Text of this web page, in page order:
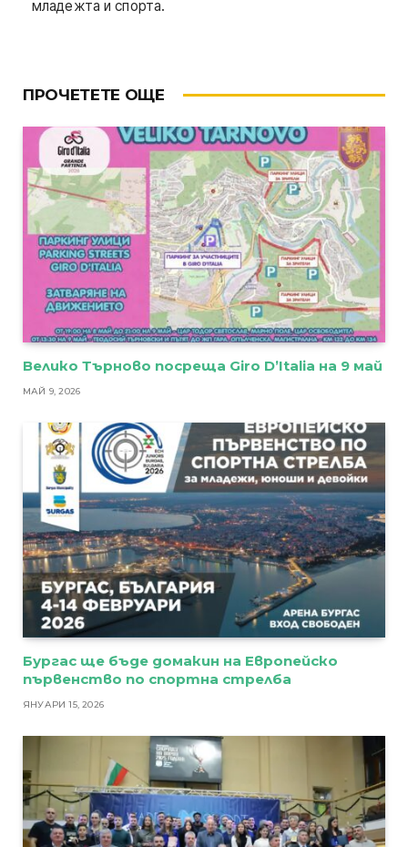
младежта и спорта.
ПРОЧЕТЕТЕ ОЩЕ
Велико Търново посреща Giro D’Italia на 9 май
МАЙ 9, 2026
Бургас ще бъде домакин на Европейско
първенство по спортна стрелба
ЯНУАРИ 15, 2026